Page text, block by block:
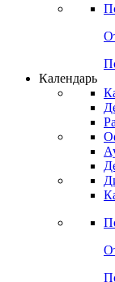
Календарь